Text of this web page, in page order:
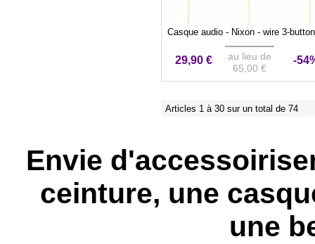
Casque audio - Nixon - wire 3-
29,90 €
au lieu de
65,00 €
-
Articles 1 à 30 sur un total de 74
Envie
ceinture, une
une